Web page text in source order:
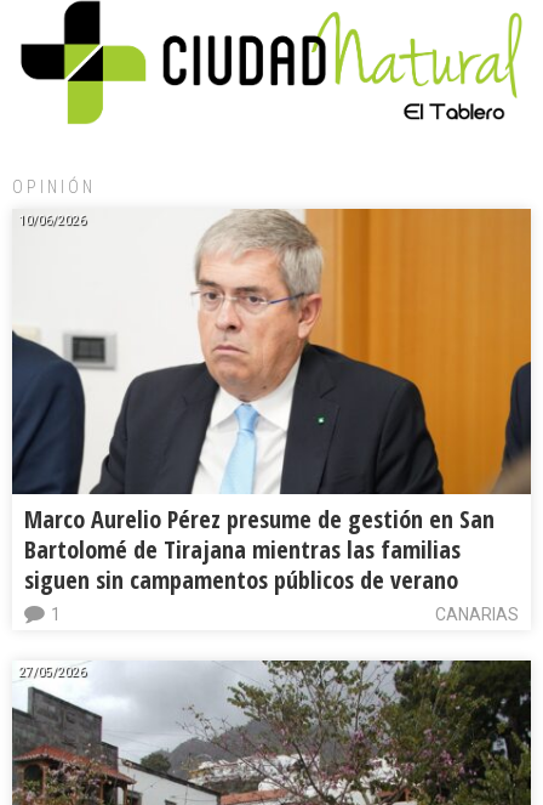
OPINIÓN
10/06/2026
Marco Aurelio Pérez presume de gestión en San
Bartolomé de Tirajana mientras las familias
siguen sin campamentos públicos de verano
CANARIAS
1
27/05/2026